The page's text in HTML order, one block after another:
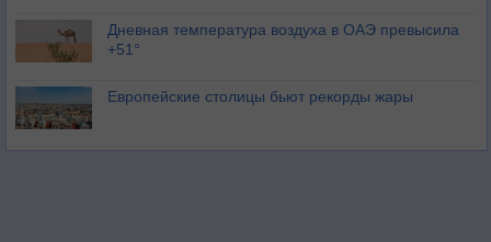
Дневная температура воздуха в ОАЭ превысила
+51°
Европейские столицы бьют рекорды жары